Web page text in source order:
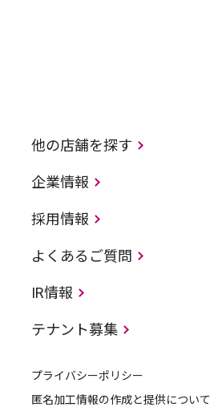
他の店舗を探す
企業情報
採用情報
よくあるご質問
IR情報
テナント募集
プライバシーポリシー
匿名加工情報の作成と提供について